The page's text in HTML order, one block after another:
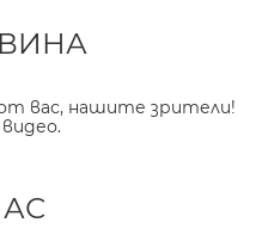
вас, нашите зрители!